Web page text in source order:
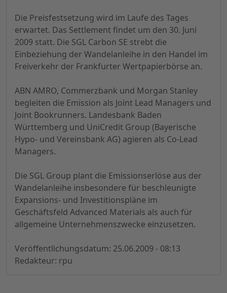
Die Preisfestsetzung wird im Laufe des Tages
erwartet. Das Settlement findet um den 30. Juni
2009 statt. Die SGL Carbon SE strebt die
Einbeziehung der Wandelanleihe in den Handel im
Freiverkehr der Frankfurter Wertpapierbörse an.
ABN AMRO, Commerzbank und Morgan Stanley
begleiten die Emission als Joint Lead Managers und
Joint Bookrunners. Landesbank Baden
Württemberg und UniCredit Group (Bayerische
Hypo- und Vereinsbank AG) agieren als Co-Lead
Managers.
Die SGL Group plant die Emissionserlöse aus der
Wandelanleihe insbesondere für beschleunigte
Expansions- und Investitionspläne im
Geschäftsfeld Advanced Materials als auch für
allgemeine Unternehmenszwecke einzusetzen.
Veröffentlichungsdatum: 25.06.2009 - 08:13
Redakteur: rpu